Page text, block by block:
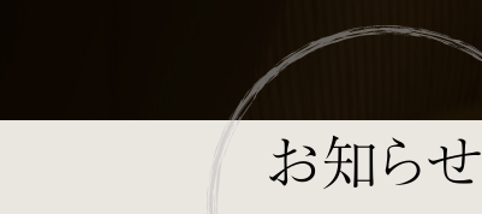
お知らせ